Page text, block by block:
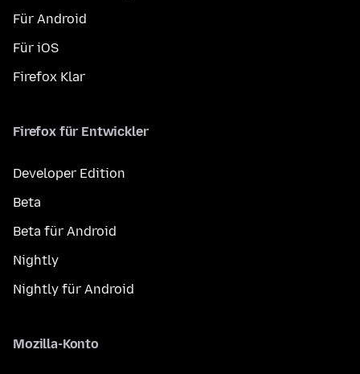
Für Android
Für iOS
Firefox Klar
Firefox für Entwickler
Developer Edition
Beta
Beta für Android
Nightly
Nightly für Android
Mozilla-Konto